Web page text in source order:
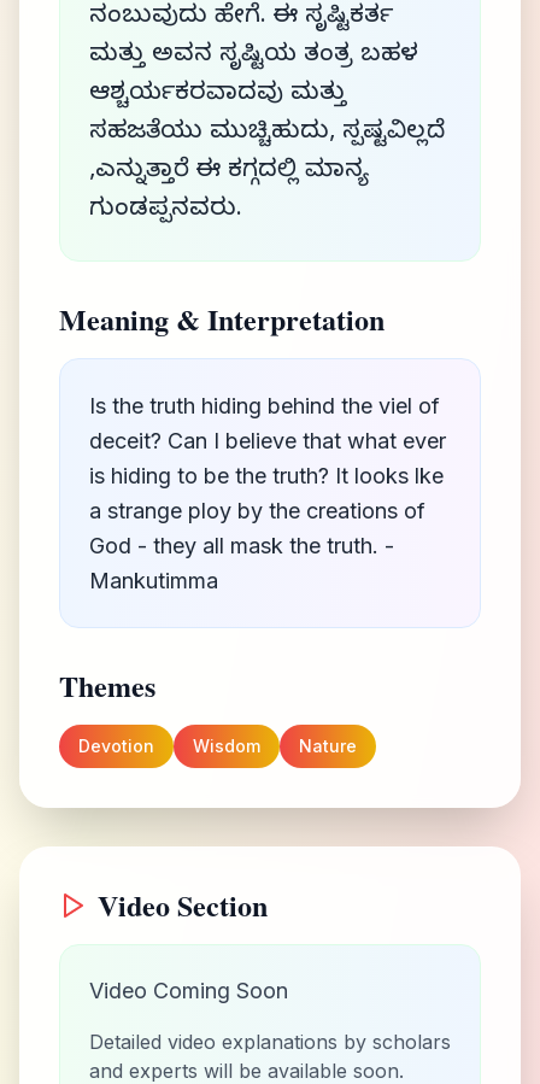
ನಂಬುವುದು ಹೇಗೆ. ಈ ಸೃಷ್ಟಿಕರ್ತ
ಮತ್ತು ಅವನ ಸೃಷ್ಟಿಯ ತಂತ್ರ ಬಹಳ
ಆಶ್ಚರ್ಯಕರವಾದವು ಮತ್ತು
ಸಹಜತೆಯು ಮುಚ್ಚಿಹುದು, ಸ್ಪಷ್ಟವಿಲ್ಲದೆ
,ಎನ್ನುತ್ತಾರೆ ಈ ಕಗ್ಗದಲ್ಲಿ ಮಾನ್ಯ
ಗುಂಡಪ್ಪನವರು.
Meaning & Interpretation
Is the truth hiding behind the viel of
deceit? Can I believe that what ever
is hiding to be the truth? It looks lke
a strange ploy by the creations of
God - they all mask the truth. -
Mankutimma
Themes
Devotion Wisdom Nature
Video Section
Video Coming Soon
Detailed video explanations by scholars
and experts will be available soon.